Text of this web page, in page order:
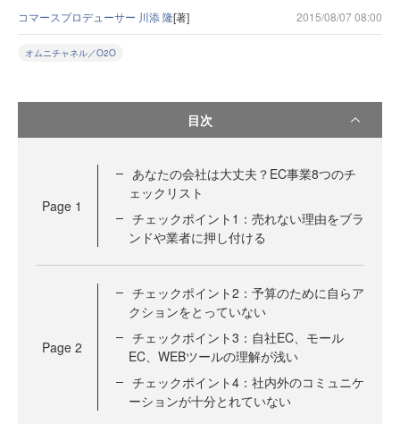
コマースプロデューサー 川添 隆[著] 2015/08/07 08:00
オムニチャネル／O2O
目次
Page 1
あなたの会社は大丈夫？EC事業8つのチ
ェックリスト
チェックポイント1：売れない理由をブラ
ンドや業者に押し付ける
Page 2
チェックポイント2：予算のために自らア
クションをとっていない
チェックポイント3：自社EC、モール
EC、WEBツールの理解が浅い
チェックポイント4：社内外のコミュニケ
ーションが十分とれていない